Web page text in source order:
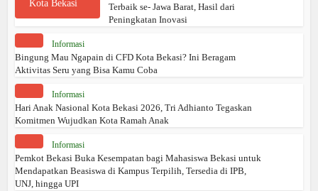
Terbaik se- Jawa Barat, Hasil dari
Peningkatan Inovasi
Informasi
Bingung Mau Ngapain di CFD Kota Bekasi? Ini Beragam
Aktivitas Seru yang Bisa Kamu Coba
Informasi
Hari Anak Nasional Kota Bekasi 2026, Tri Adhianto Tegaskan
Komitmen Wujudkan Kota Ramah Anak
Informasi
Pemkot Bekasi Buka Kesempatan bagi Mahasiswa Bekasi untuk
Mendapatkan Beasiswa di Kampus Terpilih, Tersedia di IPB,
UNJ, hingga UPI